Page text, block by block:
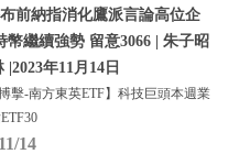
前納指消化鷹派言論高位企
幣繼續強勢 留意3066 | 朱子昭
|2023年11月14日
搏擊-南方東英ETF】科技巨頭本週業
14